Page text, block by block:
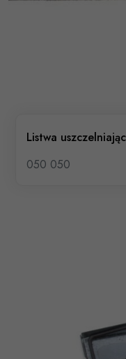
Listwa
050 050